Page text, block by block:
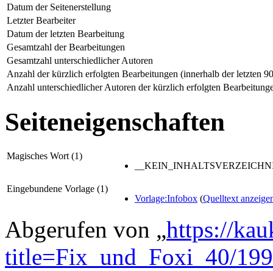
Datum der Seitenerstellung
Letzter Bearbeiter
Datum der letzten Bearbeitung
Gesamtzahl der Bearbeitungen
Gesamtzahl unterschiedlicher Autoren
Anzahl der kürzlich erfolgten Bearbeitungen (innerhalb der letzten
Anzahl unterschiedlicher Autoren der kürzlich erfolgten
Seiteneigenschaften
Magisches Wort (1)
Eingebundene Vorlage (1)
Vorlage:Infobox (Quelltext
Abgerufen von „https://
title=Fix_und_Foxi_40/